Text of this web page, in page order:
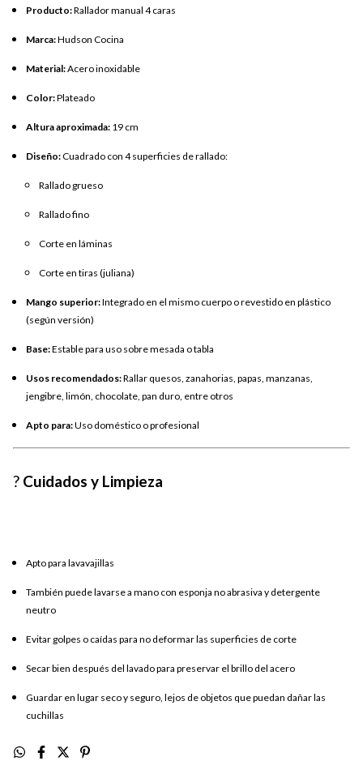
Producto:Rallador manual 4 caras
Marca:Hudson Cocina
Material:Acero inoxidable
Color:Plateado
Altura aproximada: 19 cm
Diseño:Cuadrado con 4 superficies de rallado:
Rallado grueso
Rallado fino
Corte en láminas
Corte en tiras (juliana)
Mango superior:Integrado en el mismo cuerpo o revestido en plástico
(según versión)
Base:Estable para uso sobre mesada o tabla
Usos recomendados:Rallar quesos, zanahorias, papas, manzanas,
jengibre, limón, chocolate, pan duro, entre otros
Apto para:Uso doméstico o profesional
? Cuidados y Limpieza
Apto para lavavajillas
También puede lavarse a mano con esponja no abrasiva y detergente
neutro
Evitar golpes o caídas para no deformar las superficies de corte
Secar bien después del lavado para preservar el brillo del acero
Guardar en lugar seco y seguro, lejos de objetos que puedan dañar las
cuchillas